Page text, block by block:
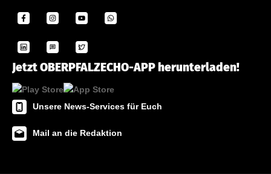
Jetzt OBERPFALZECHO-APP herunterladen!
Unsere News-Services für Euch
Mail an die Redaktion